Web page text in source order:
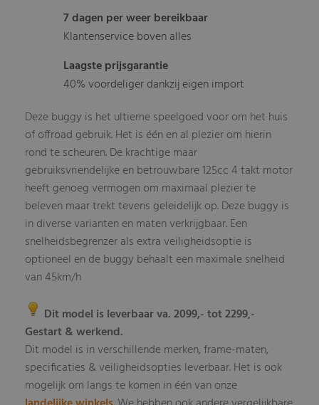
7 dagen per weer bereikbaar
Klantenservice boven alles
Laagste prijsgarantie
40% voordeliger dankzij eigen import
Deze buggy is het ultieme speelgoed voor om het huis
of offroad gebruik. Het is één en al plezier om hierin
rond te scheuren. De krachtige maar
gebruiksvriendelijke en betrouwbare 125cc 4 takt motor
heeft genoeg vermogen om maximaal plezier te
beleven maar trekt tevens geleidelijk op. Deze buggy is
in diverse varianten en maten verkrijgbaar. Een
snelheidsbegrenzer als extra veiligheidsoptie is
optioneel en de buggy behaalt een maximale snelheid
van 45km/h
Dit model is leverbaar va. 2099,- tot 2299,-
Gestart & werkend.
Dit model is in verschillende merken, frame-maten,
specificaties & veiligheidsopties leverbaar. Het is ook
mogelijk om langs te komen in één van onze